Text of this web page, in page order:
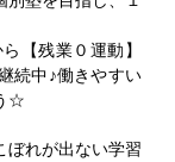
【残業０運動】
続中♪働きやすい
☆
ぼれが出ない学習